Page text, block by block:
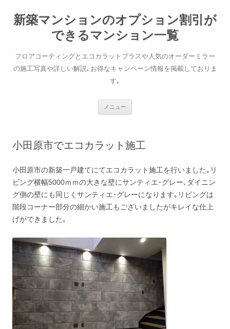
新築マンションのオプション割引が
できるマンション一覧
フロアコーティングとエコカラットプラスや人気のオーダーミラー
の施工写真や詳しい解説､お得なキャンペーン情報を掲載しておりま
す｡
メニュー
小田原市でエコカラット施工
小田原市の新築一戸建てにてエコカラット施工を行いました｡リ
ビング横幅5000ｍｍの大きな壁にサンティエ･グレー､ダイニン
グ側の壁にも同じくサンティエ･グレーになります｡リビングは
階段コーナー部分の細かい施工もございましたがキレイな仕上
げができました｡